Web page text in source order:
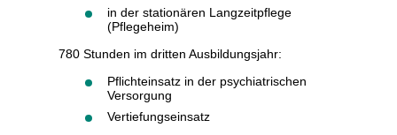
in der stationären Langzeitpflege
(Pflegeheim)
780 Stunden im dritten Ausbildungsjahr:
Pflichteinsatz in der psychiatrischen
Versorgung
Vertiefungseinsatz